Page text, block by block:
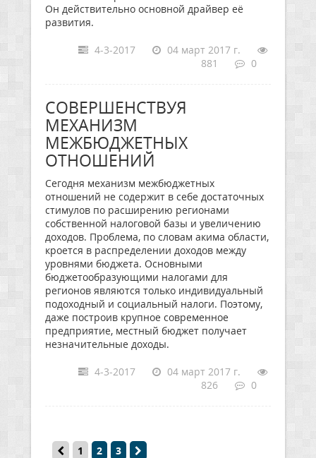
Он действительно основной драйвер её
развития.
4-3-2017
04 март 2017 г.
881
0
СОВЕРШЕНСТВУЯ
МЕХАНИЗМ
МЕЖБЮДЖЕТНЫХ
ОТНОШЕНИЙ
Сегодня механизм межбюджетных
отношений не содержит в себе достаточных
стимулов по расширению регионами
собственной налоговой базы и увеличению
доходов. Проблема, по словам акима области,
кроется в распределении доходов между
уровнями бюджета. Основными
бюджетообразующими налогами для
регионов являются только индивидуальный
подоходный и социальный налоги. Поэтому,
даже построив крупное современное
предприятие, местный бюджет получает
незначительные доходы.
4-3-2017
04 март 2017 г.
826
0
1 2 3